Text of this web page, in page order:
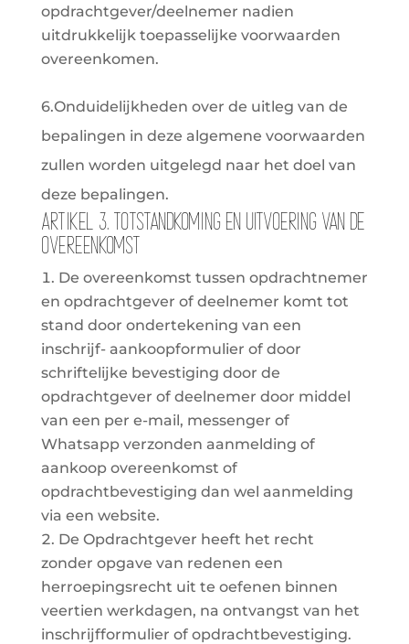
opdrachtgever/deelnemer nadien
uitdrukkelijk toepasselijke voorwaarden
overeenkomen.
6.Onduidelijkheden over de uitleg van de
bepalingen in deze algemene voorwaarden
zullen worden uitgelegd naar het doel van
deze bepalingen.
Artikel 3. Totstandkoming en uitvoering van de
overeenkomst
De overeenkomst tussen opdrachtnemer
en opdrachtgever of deelnemer komt tot
stand door ondertekening van een
inschrijf- aankoopformulier of door
schriftelijke bevestiging door de
opdrachtgever of deelnemer door middel
van een per e-mail, messenger of
Whatsapp verzonden aanmelding of
aankoop overeenkomst of
opdrachtbevestiging dan wel aanmelding
via een website.
De Opdrachtgever heeft het recht
zonder opgave van redenen een
herroepingsrecht uit te oefenen binnen
veertien werkdagen, na ontvangst van het
inschrijfformulier of opdrachtbevestiging.